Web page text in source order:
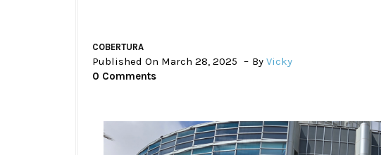
COBERTURA
Published On March 28, 2025 By Vicky
0 Comments